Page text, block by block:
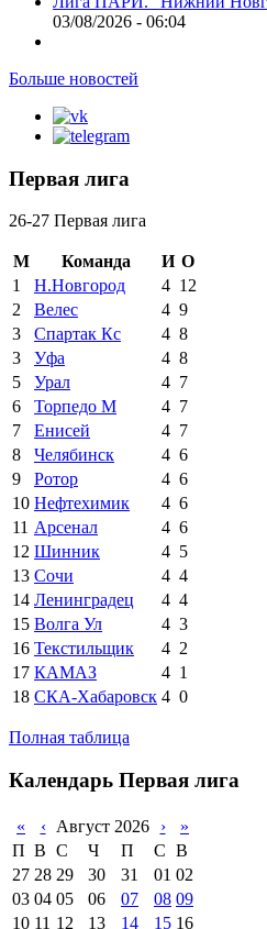
03/08/2026 - 06:04
Больше новостей
Первая лига
26-27 Первая лига
М Команда И О
1
Н.Новгород 4 12
2
Велес 4 9
3
Спартак Кс 4 8
3
Уфа 4 8
5
Урал 4 7
6
Торпедо М 4 7
7
Енисей 4 7
8
Челябинск 4 6
9
Ротор 4 6
10 Нефтехимик 4 6
11 Арсенал 4 6
12 Шинник 4 5
13 Сочи 4 4
14 Ленинградец 4 4
15 Волга Ул 4 3
16 Текстильщик 4 2
17 КАМАЗ 4 1
18 СКА-Хабаровск 4 0
Полная таблица
Календарь Первая лига
« ‹ Август 2026 ›
»
П В С Ч П С В
27 28 29 30 31 01 02
03 04 05 06 07 08 09
10 11 12 13 14 15 16